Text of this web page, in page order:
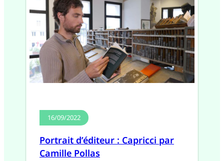
16/09/2022
Portrait d’éditeur : Capricci par
Camille Pollas